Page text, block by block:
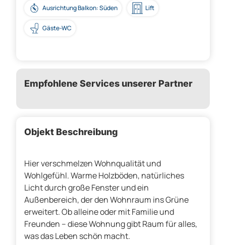
Ausrichtung Balkon: Süden Lift
Gäste-WC
Empfohlene Services unserer Partner
Objekt Beschreibung
Hier verschmelzen Wohnqualität und
Wohlgefühl. Warme Holzböden, natürliches
Licht durch große Fenster und ein
Außenbereich, der den Wohnraum ins Grüne
erweitert. Ob alleine oder mit Familie und
Freunden – diese Wohnung gibt Raum für alles,
was das Leben schön macht.